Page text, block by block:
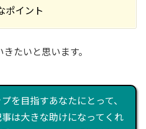
ポイント
たいと思います。
を目指すあなたにとって、
は大きな助けになってくれ